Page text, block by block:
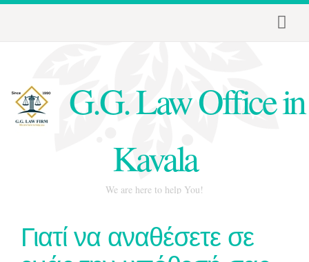
G.G. Law Office in
Kavala
We are here to help You!
Γιατί να αναθέσετε σε